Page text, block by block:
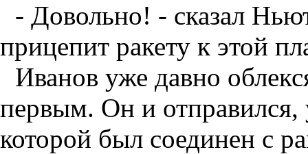
- Довольно! - сказал
прицепит ракету к этой
Иванов уже давно
первым. Он и отправился,
которой был соединен с